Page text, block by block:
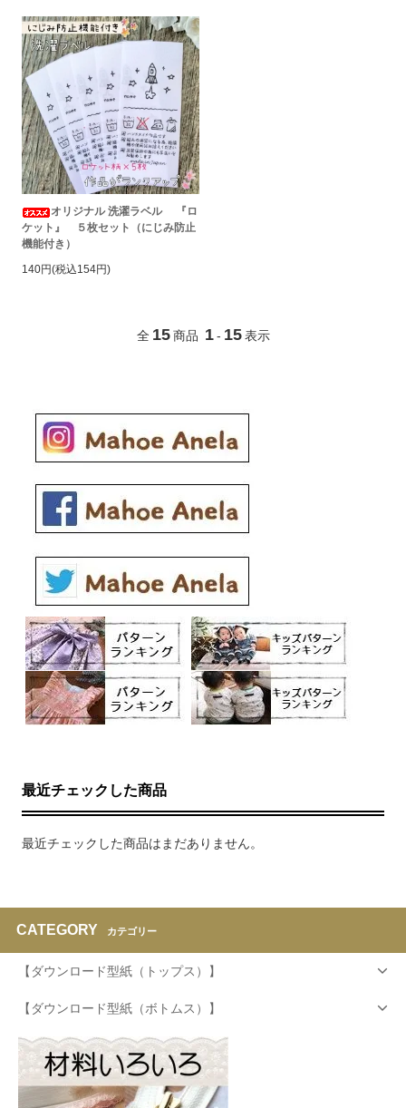
オリジナル 洗濯ラベル 『ロ
ケット』 ５枚セット（にじみ防止
機能付き）
140円(税込154円)
全 15 商品 1 - 15 表示
最近チェックした商品
最近チェックした商品はまだありません。
CATEGORY カテゴリー
【ダウンロード型紙（トップス）】
【ダウンロード型紙（ボトムス）】